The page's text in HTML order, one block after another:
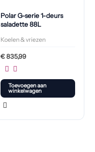
Polar G-serie 1-deurs
saladette 88L
Koelen & vriezen
€835,99
Toevoegen aan
winkelwagen